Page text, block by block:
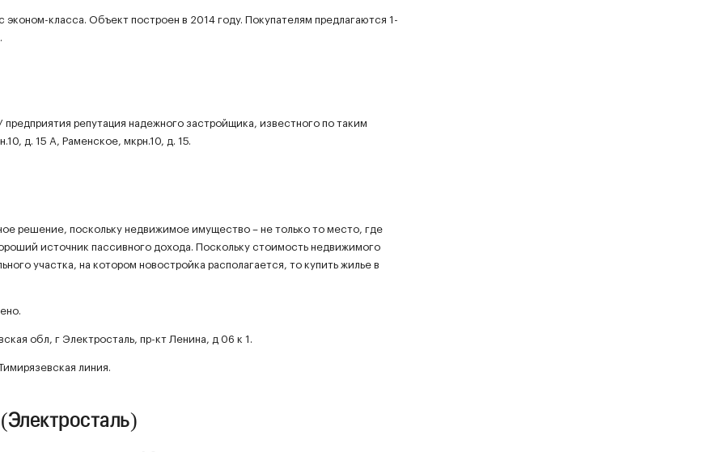
класса. Объект построен в 2014 году. Покупателям предлагаются 1-
репутация надежного застройщика, известного по таким
д. 15 А, Раменское, мкрн.10, д. 15.
решение, поскольку недвижимое имущество – не только то место, где
источник пассивного дохода. Поскольку стоимость недвижимого
участка, на котором новостройка располагается, то купить жилье в
обл, г Электросталь, пр-кт Ленина, д 06 к 1.
линия.